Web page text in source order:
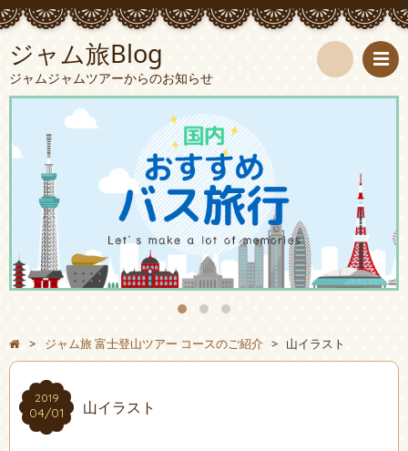
ジャム旅Blog
ジャムジャムツアーからのお知らせ
検
> ジャム旅 富士登山ツアー コースのご紹介 > 山イラスト
2019
04/01 山イラスト